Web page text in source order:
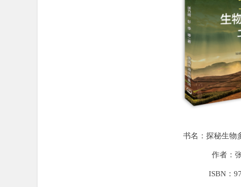
书名：探秘生物
作者：
ISBN：